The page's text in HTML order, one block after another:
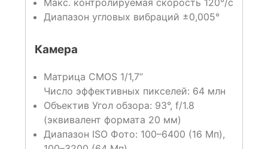
Макс. контролируемая скорость 120°/с
Диапазон угловых вибраций ±0,005°
Камера
Матрица CMOS 1/1,7”
Число эффективных пикселей: 64 млн
Объектив Угол обзора: 93°, f/1.8
(эквивалент формата 20 мм)
Диапазон ISO Фото: 100–6400 (16 Мп),